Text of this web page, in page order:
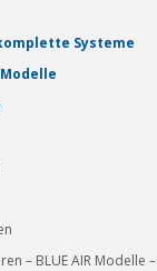
Systeme
– BLUE AIR Modelle –